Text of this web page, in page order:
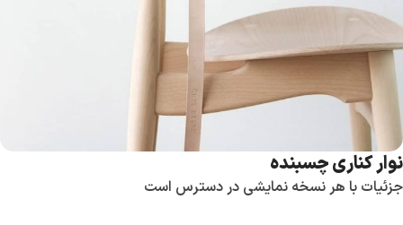
نوار کناری چسبنده
جزئیات با هر نسخه نمایشی در دسترس است